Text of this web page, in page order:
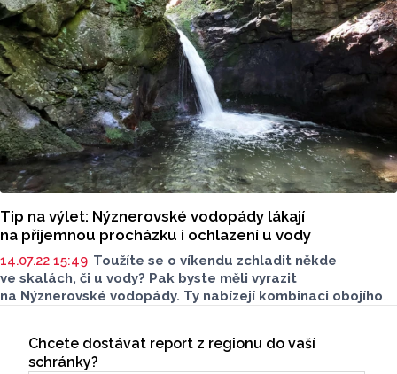
Tip na výlet: Nýznerovské vodopády lákají
na příjemnou procházku i ochlazení u vody
14.07.22 15:49 Toužíte se o víkendu zchladit někde
ve skalách, či u vody? Pak byste měli vyrazit
na Nýznerovské vodopády. Ty nabízejí kombinaci obojího
Odběr newsletteru
Chcete dostávat report z regionu do vaší
schránky?